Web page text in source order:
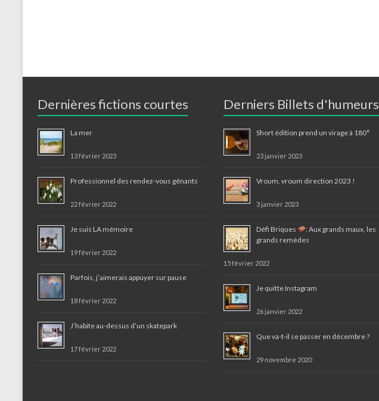
Dernières fictions courtes
La mer
13 février 2023
Professionnel des rendez-vous gênants
22 février 2022
Je suis LA mémoire
19 février 2022
Parfois, j’aimerais appuyer sur pause
18 février 2022
J’habite au-dessus d’un skatepark
17 février 2022
Derniers Billets d'humeurs
Short édition prend un virage à 180°
23 janvier 2023
Vroum, vroum direction 2023 !
3 janvier 2023
Défi Briques
: Aux grands maux, les
grands remèdes
15 février 2022
Je quitte Instagram
26 janvier 2022
Que va-t-il se passer en décembre ?
29 novembre 2020